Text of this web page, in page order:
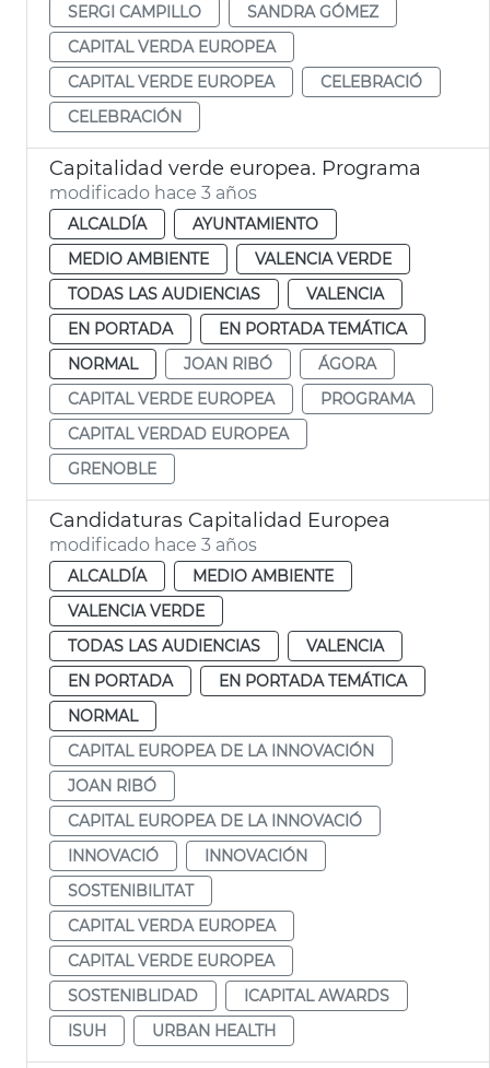
SERGI CAMPILLO
SANDRA GÓMEZ
CAPITAL VERDA EUROPEA
CAPITAL VERDE EUROPEA
CELEBRACIÓ
CELEBRACIÓN
Capitalidad verde europea. Programa
modificado hace 3 años
ALCALDÍA
AYUNTAMIENTO
MEDIO AMBIENTE
VALENCIA VERDE
TODAS LAS AUDIENCIAS
VALENCIA
EN PORTADA
EN PORTADA TEMÁTICA
NORMAL
JOAN RIBÓ
ÁGORA
CAPITAL VERDE EUROPEA
PROGRAMA
CAPITAL VERDAD EUROPEA
GRENOBLE
Candidaturas Capitalidad Europea
modificado hace 3 años
ALCALDÍA
MEDIO AMBIENTE
VALENCIA VERDE
TODAS LAS AUDIENCIAS
VALENCIA
EN PORTADA
EN PORTADA TEMÁTICA
NORMAL
CAPITAL EUROPEA DE LA INNOVACIÓN
JOAN RIBÓ
CAPITAL EUROPEA DE LA INNOVACIÓ
INNOVACIÓ
INNOVACIÓN
SOSTENIBILITAT
CAPITAL VERDA EUROPEA
CAPITAL VERDE EUROPEA
SOSTENIBLIDAD
ICAPITAL AWARDS
ISUH
URBAN HEALTH